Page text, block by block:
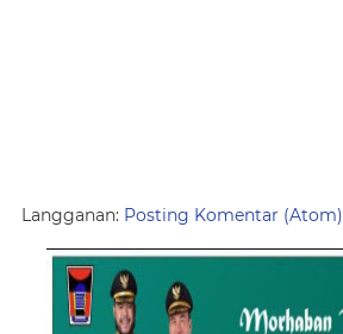
Langganan: Posting Komentar (Atom)